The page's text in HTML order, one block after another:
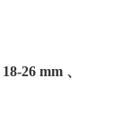
18-26 mm 、